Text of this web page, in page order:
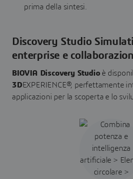
prima della sintesi.
Discovery Studio
enterprise e
BIOVIA Discovery Studioè
3DEXPERIENCE®, perfettamente
applicazioni per la scoperta e lo